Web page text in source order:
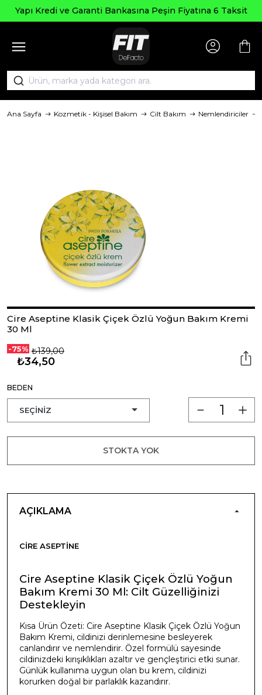
Yapı Kredi ve Garanti Bankasına Peşin Fiyatına 6 Taksit
Ana Sayfa Kozmetik - Kişisel Bakım Cilt Bakım Nemlendiriciler
Cire Aseptine Klasik Çiçek Özlü Yoğun Bakım Kremi
30 Ml
-75% ₺139,00
₺34,50
BEDEN
STOKTA YOK
AÇIKLAMA
CIRE ASEPTINE
Cire Aseptine Klasik Çiçek Özlü Yoğun
Bakım Kremi 30 Ml: Cilt Güzelliğinizi
Destekleyin
Kısa Ürün Özeti: Cire Aseptine Klasik Çiçek Özlü Yoğun
Bakım Kremi, cildinizi derinlemesine besleyerek
canlandırır ve nemlendirir. Özel formülü sayesinde
cildinizdeki kırışıklıkları azaltır ve gençleştirici etki sunar.
Günlük kullanıma uygun olan bu krem, cildinizi
korurken doğal bir parlaklık kazandırır.